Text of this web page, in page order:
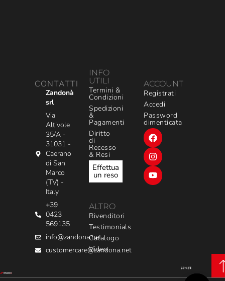
CONTATTI
Zandonà
srl
Via
Altivole
35/A -
31031 -
Caerano
di San
Marco
(TV) -
Italy
+39
0423
569135
info@zandona.net
customercare@zandona.net
INFO
UTILI
Termini &
Condizioni
Spedizioni
&
Pagamenti
Diritto
di
Recesso
& Resi
Effettua
un reso
ALTRO
Rivenditori
Testimonials
Catalogo
Video
ACCOUNT
Registrati
Accedi
Password
dimenticata